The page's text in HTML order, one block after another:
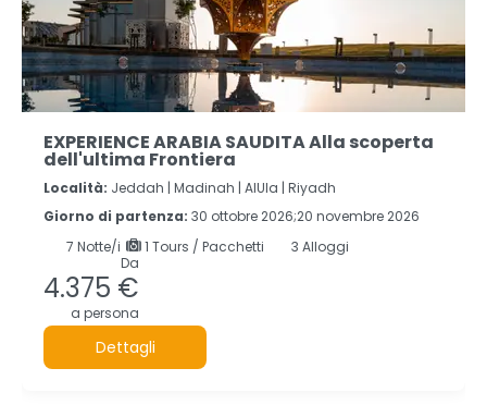
EXPERIENCE ARABIA SAUDITA Alla scoperta
dell'ultima Frontiera
Località: Jeddah | Madinah | AlUla | Riyadh
Giorno di partenza: 30 ottobre 2026;20 novembre 2026
7 Notte/i 1 Tours / Pacchetti
3 Alloggi
Da
4.375 €
a persona
Dettagli